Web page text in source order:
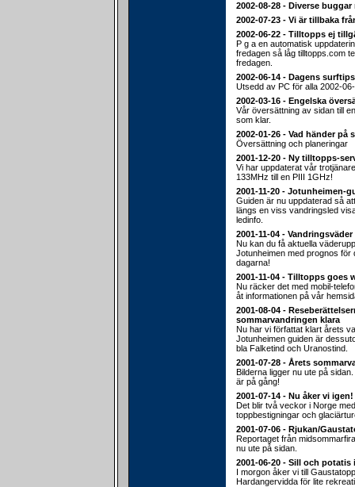
2002-08-28 - Diverse buggar
2002-07-23 - Vi är tillbaka
2002-06-22 - Tilltopps ej
P g a en automatisk
fredagen så låg tilltopps.com
fredagen.
2002-06-14 - Dagens
Utsedd av PC för alla 2002-
2002-03-16 - Engelska
Vår översättning av sidan till
som klar.
2002-01-26 - Vad händer på
Översättning och planeringar
2001-12-20 - Ny tilltopps-
Vi har uppdaterat vår
133MHz till en PIII 1GHz!
2001-11-20 - Jotunheimen-
Guiden är nu uppdaterad så
längs en viss vandringsled
ledinfo.
2001-11-04 -
Nu kan du få aktuella
Jotunheimen med prognos för
dagarna!
2001-11-04 - Tilltopps goes
Nu räcker det med mobil-
åt informationen på vår
2001-08-04 -
sommarvandringen klara
Nu har vi författat klart årets
Jotunheimen guiden är
bla Falketind och Uranostind.
2001-07-28 - Årets
Bilderna ligger nu ute på
är på gång!
2001-07-14 - Nu åker vi igen!
Det blir två veckor i Norge
toppbestigningar och
2001-07-06 - Rjukan/
Reportaget från
nu ute på sidan.
2001-06-20 - Sill och potatis
I morgon åker vi till
Hardangervidda för lite